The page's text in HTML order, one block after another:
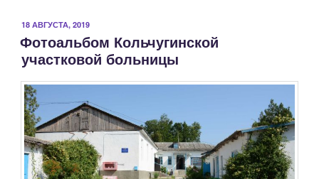
ОПУБЛИКОВАНО
18 АВГУСТА, 2019
Фотоальбом Кольчугинской
участковой больницы